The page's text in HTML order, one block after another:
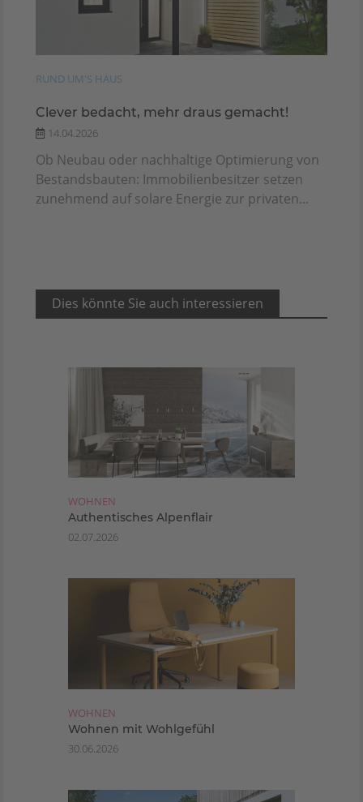
RUND UM'S HAUS
Clever bedacht, mehr draus gemacht!
14.04.2026
Ob Neubau oder nachhaltige Optimierung von
Bestandsbauten: Immobilienbesitzer setzen
zunehmend auf solare Energie zur privaten...
Dies könnte Sie auch interessieren
WOHNEN
Authentisches Alpenflair
02.07.2026
WOHNEN
Wohnen mit Wohlgefühl
30.06.2026